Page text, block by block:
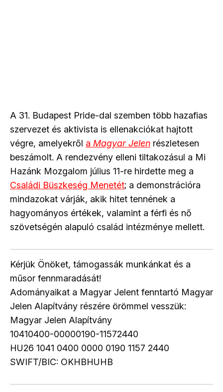
A 31. Budapest Pride-dal szemben több hazafias
szervezet és aktivista is ellenakciókat hajtott
végre, amelyekről a Magyar Jelen részletesen
beszámolt. A rendezvény elleni tiltakozásul a Mi
Hazánk Mozgalom július 11-re hirdette meg a
Családi Büszkeség Menetét; a demonstrációra
mindazokat várják, akik hitet tennének a
hagyományos értékek, valamint a férfi és nő
szövetségén alapuló család intézménye mellett.
Kérjük Önöket, támogassák munkánkat és a
műsor fennmaradását!
Adományaikat a Magyar Jelent fenntartó Magyar
Jelen Alapítvány részére örömmel vesszük:
Magyar Jelen Alapítvány
10410400-00000190-11572440
HU26 1041 0400 0000 0190 1157 2440
SWIFT/BIC: OKHBHUHB